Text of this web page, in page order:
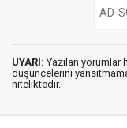
UYARI: Yazılan yorumlar
düşüncelerini
niteliktedir.